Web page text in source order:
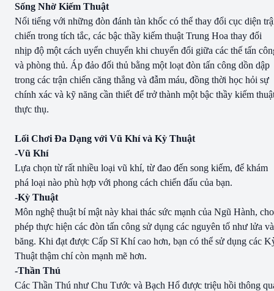
Sống Nhờ Kiếm Thuật
Nổi tiếng với những đòn đánh tàn khốc có thể thay đổi cục diện
chiến trong tích tắc, các bậc thầy kiếm thuật Trung Hoa thay đổi
nhịp độ một cách uyển chuyển khi chuyển đổi giữa các thế tấn
và phòng thủ. Áp đảo đối thủ bằng một loạt đòn tấn công dồn dập
trong các trận chiến căng thẳng và đẫm máu, đồng thời học hỏi sự
chính xác và kỹ năng cần thiết để trở thành một bậc thầy kiếm
thực thụ.
Lối Chơi Đa Dạng với Vũ Khí và Kỳ Thuật
-Vũ Khí
Lựa chọn từ rất nhiều loại vũ khí, từ đao đến song kiếm, để khám
phá loại nào phù hợp với phong cách chiến đấu của bạn.
-Kỳ Thuật
Môn nghệ thuật bí mật này khai thác sức mạnh của Ngũ Hành, cho
phép thực hiện các đòn tấn công sử dụng các nguyên tố như lửa và
băng. Khi đạt được Cấp Sĩ Khí cao hơn, bạn có thể sử dụng các
Thuật thậm chí còn mạnh mẽ hơn.
-Thần Thú
Các Thần Thú như Chu Tước và Bạch Hổ được triệu hồi thông